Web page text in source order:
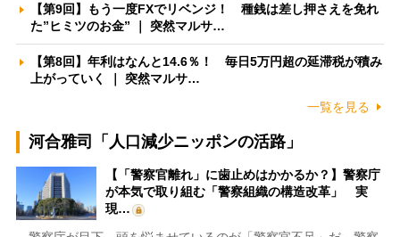
【第9回】もう一度FXでリベンジ！ 種銭は差し押さえを免れ
た”ヒミツのお金” ｜ 突然マルサ…
【第8回】年利はなんと14.6％！ 毎日5万円超の延滞税が積み
上がっていく ｜ 突然マルサ…
一覧を見る
河合雅司「人口減少ニッポンの活路」
【「警察官離れ」に歯止めはかかるか？】警察庁
が本気で取り組む「警察組織の構造改革」 実
現…